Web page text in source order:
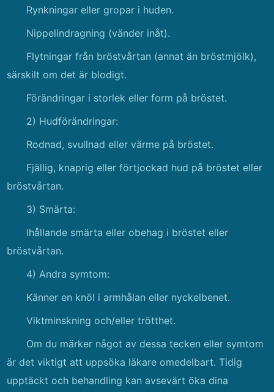
Rynkningar eller gropar i huden.
Nippelindragning (vänder inåt).
Flytningar från bröstvårtan (annat än bröstmjölk),
särskilt om det är blodigt.
Förändringar i storlek eller form på bröstet.
2) Hudförändringar:
Rodnad, svullnad eller värme på bröstet.
Fjällig, knaprig eller förtjockad hud på bröstet eller
bröstvårtan.
3) Smärta:
Ihållande smärta eller obehag i bröstet eller
bröstvårtan.
4) Andra symtom:
Känner en knöl i armhålan eller nyckelbenet.
Viktminskning och/eller trötthet.
Om du märker något av dessa tecken eller symtom
är det viktigt att uppsöka läkare omedelbart. Tidig
upptäckt och behandling kan avsevärt öka dina